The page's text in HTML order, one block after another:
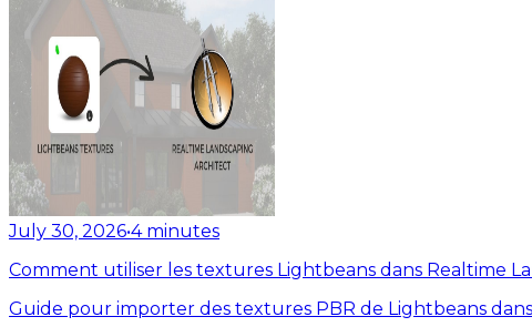
July 30, 2026•4 minutes
Comment utiliser les textures Lightbeans dans Realtime
Guide pour importer des textures PBR de Lightbeans